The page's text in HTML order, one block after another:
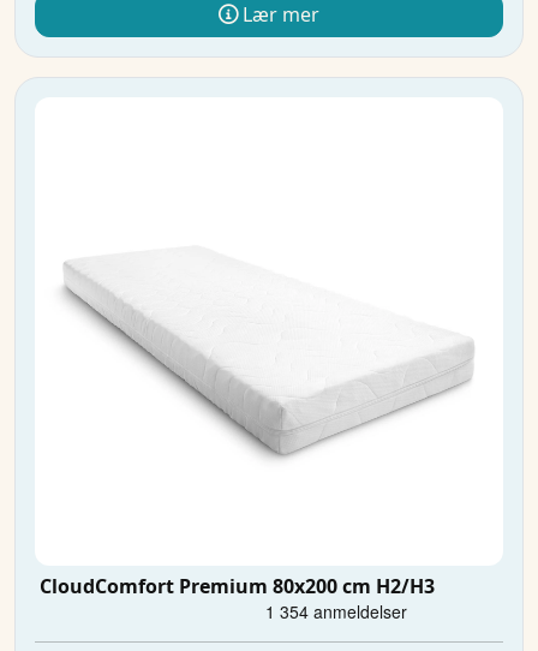
Lær mer
CloudComfort Premium 80x200 cm H2/H3